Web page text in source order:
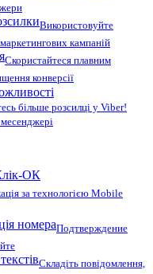
Використовуйте
кампаній
Скористайтеся плавним
конверсії
більше розсилці у Viber!
ОК
за технологією Mobile
номераПодтверждение
Складіть повідомлення,